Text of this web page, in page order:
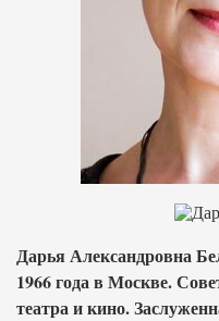
Дарья Александровна
1966 года в Москве.
театра и кино.